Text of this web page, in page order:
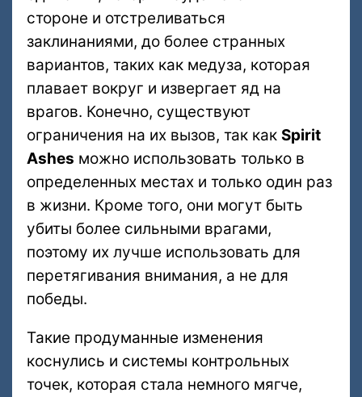
стороне и отстреливаться
заклинаниями, до более странных
вариантов, таких как медуза, которая
плавает вокруг и извергает яд на
врагов. Конечно, существуют
ограничения на их вызов, так как Spirit
Ashes можно использовать только в
определенных местах и только один раз
в жизни. Кроме того, они могут быть
убиты более сильными врагами,
поэтому их лучше использовать для
перетягивания внимания, а не для
победы.
Такие продуманные изменения
коснулись и системы контрольных
точек, которая стала немного мягче,